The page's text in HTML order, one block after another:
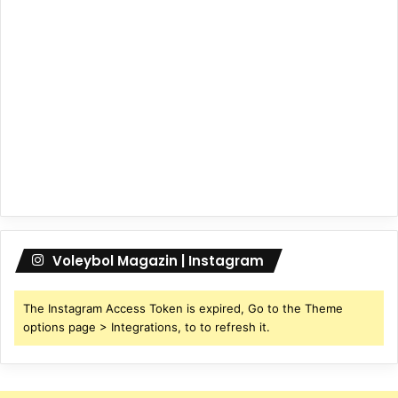
Voleybol Magazin | Instagram
The Instagram Access Token is expired, Go to the Theme
options page > Integrations, to to refresh it.